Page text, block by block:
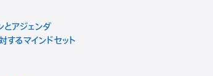
とアジェンダ
するマインドセット